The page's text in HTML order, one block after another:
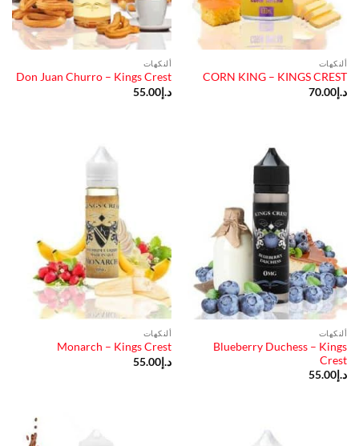
ألنكهات
CORN KING – KINGS CREST
د.إ 70.00
ألنكهات
Don Juan Churro – Kings Crest
د.إ 55.00
ألنكهات
Blueberry Duchess – Kings
Crest
د.إ 55.00
ألنكهات
Monarch – Kings Crest
د.إ55.00